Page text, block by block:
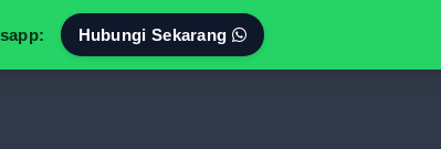
Hubungi Sekarang